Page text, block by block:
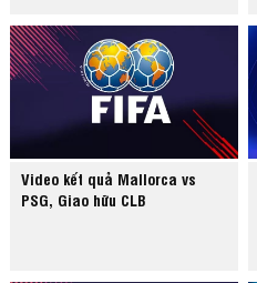
Video kết quả Mallorca vs
PSG, Giao hữu CLB